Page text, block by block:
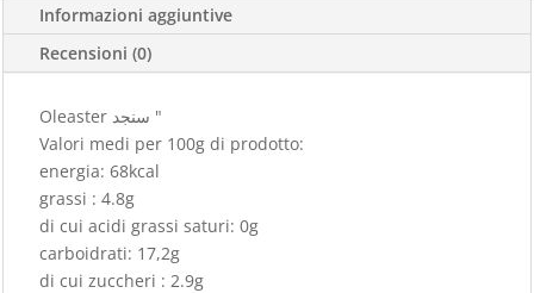
Informazioni aggiuntive
Recensioni (0)
Oleaster سنجد "
Valori medi per 100g di prodotto:
energia: 68kcal
grassi : 4.8g
di cui acidi grassi saturi: 0g
carboidrati: 17,2g
di cui zuccheri : 2.9g